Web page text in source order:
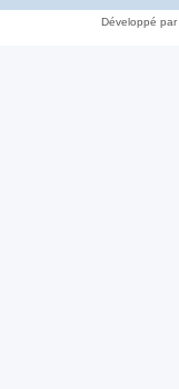
Développé par